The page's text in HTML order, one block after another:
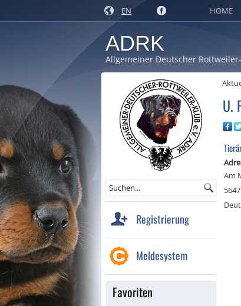
EN HOME
ADRK
Allgemeiner Deutscher
Registrierung
Meldesystem
Favoriten
U.
Am